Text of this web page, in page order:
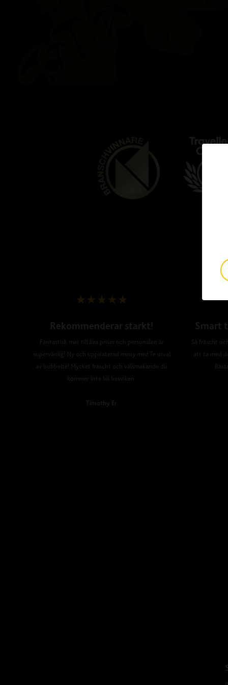
Rekommenderar starkt!
Fantastisk mat till bra priser och personalen är
supervänlig! Ny och uppdaterad meny med Te urval
av bubbelte! Mycket fräscht och välsmakande du
kommer inte bli besviken.
Timothy Er
Smart
Så fräscht
att ta med